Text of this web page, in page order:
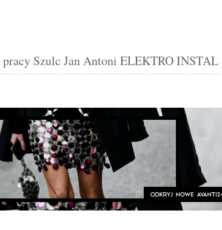
Szulc Jan Antoni ELEKTRO INSTAL